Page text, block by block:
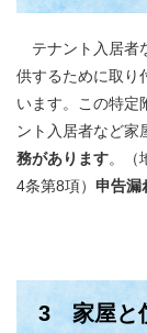
テナント入居者
供するために取り
います。この特定
ント入居者など家
務があります。（
4条第8項） 申告漏
3 家屋と